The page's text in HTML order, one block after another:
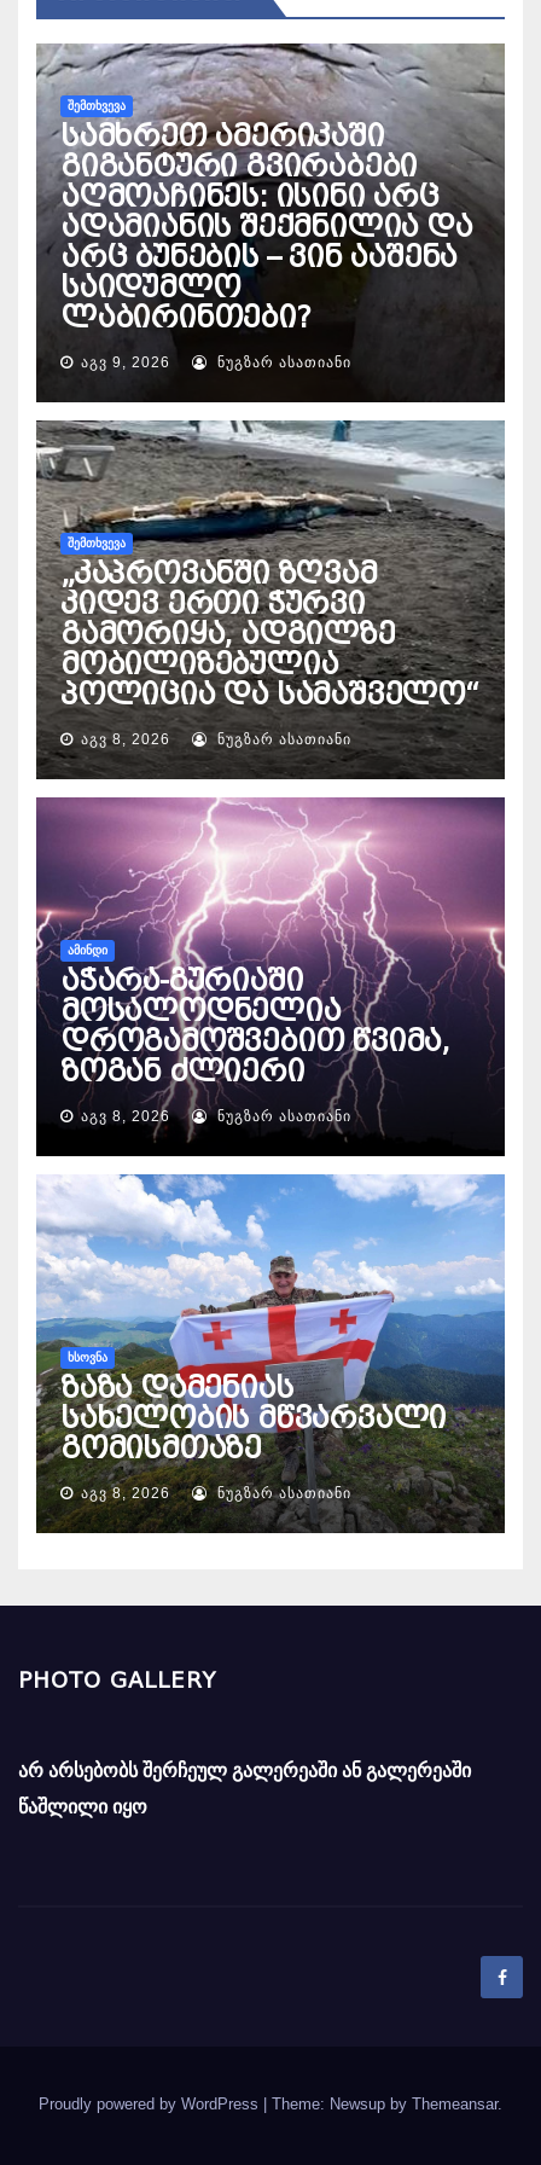
ᲨᲔᲛᲗᲮᲕᲔᲕᲐ
სამხრეთ ამერიკაში
გიგანტური გვირაბები
აღმოაჩინეს: ისინი არც
ადამიანის შექმნილია და
არც ბუნების – ვინ ააშენა
საიდუმლო
ლაბირინთები?
ᲐᲒᲕ 9, 2026 ᲜᲣᲒᲖᲐᲠ ᲐᲡᲐᲗᲘᲐᲜᲘ
ᲨᲔᲛᲗᲮᲕᲔᲕᲐ
„კაპროვანში ზღვამ
კიდევ ერთი ჭურვი
გამორიყა, ადგილზე
მობილიზებულია
პოლიცია და სამაშველო“
ᲐᲒᲕ 8, 2026 ᲜᲣᲒᲖᲐᲠ ᲐᲡᲐᲗᲘᲐᲜᲘ
ᲐᲛᲘᲜᲓᲘ
აჭარა-გურიაში
მოსალოდნელია
დროგამოშვებით წვიმა,
ზოგან ძლიერი
ᲐᲒᲕ 8, 2026 ᲜᲣᲒᲖᲐᲠ ᲐᲡᲐᲗᲘᲐᲜᲘ
ᲮᲡᲝᲕᲜᲐ
ზაზა დამენიას
სახელობის მწვარვალი
გომისმთაზე
ᲐᲒᲕ 8, 2026 ᲜᲣᲒᲖᲐᲠ ᲐᲡᲐᲗᲘᲐᲜᲘ
PHOTO GALLERY
არ არსებობს შერჩეულ გალერეაში ან გალერეაში
წაშლილი იყო
Proudly powered by WordPress | Theme: Newsup by Themeansar.